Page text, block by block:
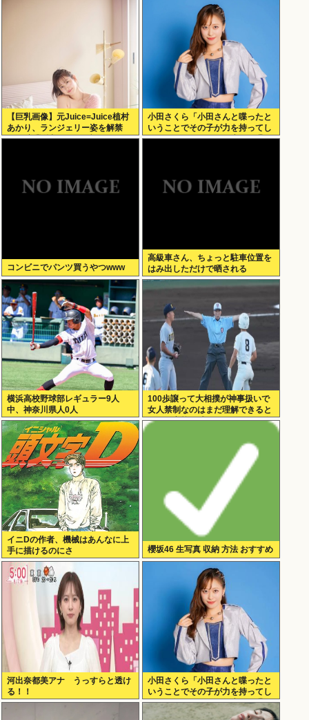
【巨乳画像】元Juice=Juice植村
あかり、ランジェリー姿を解禁
www卒業後初フォトブックで
小田さくら「小田さんと喋ったと
いうことでその子が力を持ってし
まわないように、研修生とは喋ら
コンビニでパンツ買うやつwww
高級車さん、ちょっと駐車位置を
はみ出しただけで晒される
wwwWwwWWw
横浜高校野球部レギュラー9人
中、神奈川県人0人
100歩譲って大相撲が神事扱いで
女人禁制なのはまだ理解できると
して、高校野球のグラウンドが女
イニDの作者、機械はあんなに上
手に描けるのにさ
櫻坂46 生写真 収納 方法 おすすめ
河出奈都美アナ うっすらと透け
る！！
小田さくら「小田さんと喋ったと
いうことでその子が力を持ってし
まわないように、研修生とは喋ら
ないように